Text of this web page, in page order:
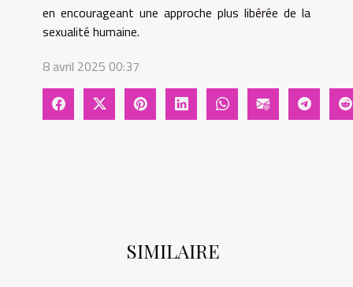
en encourageant une approche plus libérée de la
sexualité humaine.
8 avril 2025 00:37
SIMILAIRE